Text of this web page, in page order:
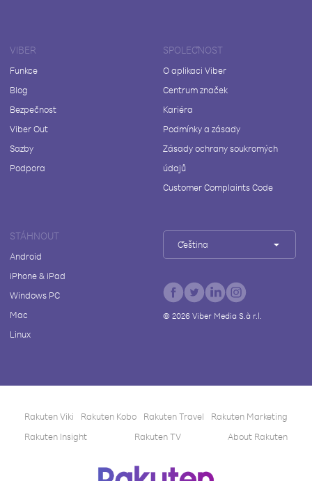
VIBER
Funkce
Blog
Bezpečnost
Viber Out
Sazby
Podpora
SPOLEČNOST
O aplikaci Viber
Centrum značek
Kariéra
Podmínky a zásady
Zásady ochrany soukromých
údajů
Customer Complaints Code
STÁHNOUT
Android
iPhone & iPad
Windows PC
Mac
Linux
Čeština
© 2026Viber Media S.à r.l.
Rakuten Viki Rakuten Kobo Rakuten Travel
Rakuten Marketing
Rakuten Insight
Rakuten TV About Rakuten